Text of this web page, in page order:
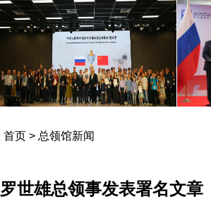
首页 > 总领馆新闻
罗世雄总领事发表署名文